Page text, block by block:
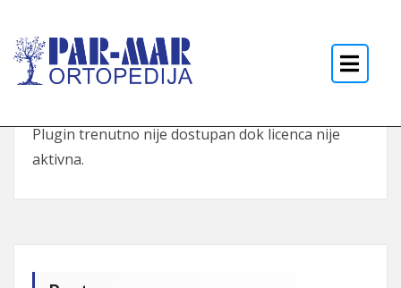
Plugin trenutno nije dostupan dok licenca nije
aktivna.